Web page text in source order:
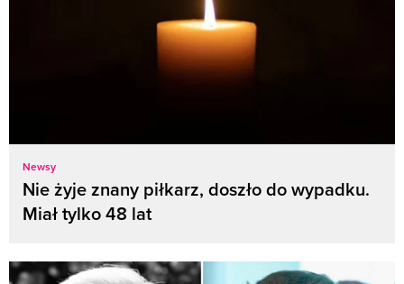
Newsy
Nie żyje znany piłkarz, doszło do wypadku.
Miał tylko 48 lat